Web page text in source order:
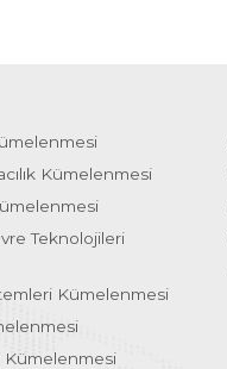
Kümelenmesi
Teknolojileri
Kümelenmesi
Kümelenmesi